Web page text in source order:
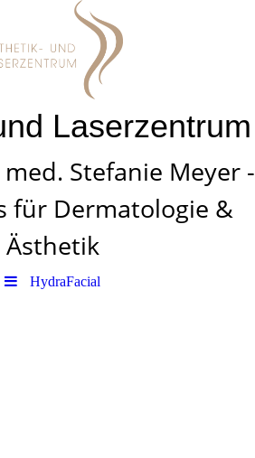
Laserzentrum
Stefanie Meyer -
für Dermatologie &
Ästhetik
HydraFacial